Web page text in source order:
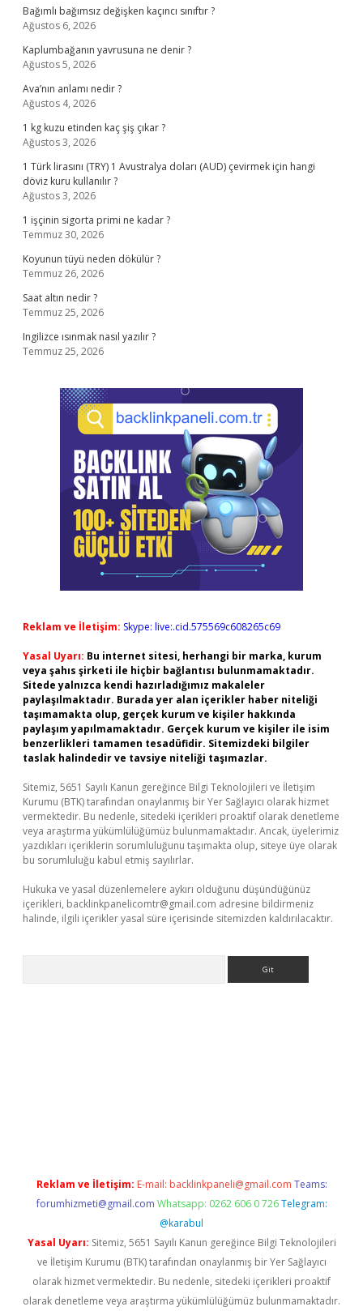
Bağımlı bağımsız değişken kaçıncı sınıftır ?
Ağustos 6, 2026
Kaplumbağanın yavrusuna ne denir ?
Ağustos 5, 2026
Ava’nın anlamı nedir ?
Ağustos 4, 2026
1 kg kuzu etinden kaç şiş çıkar ?
Ağustos 3, 2026
1 Türk lirasını (TRY) 1 Avustralya doları (AUD) çevirmek için hangi
döviz kuru kullanılır ?
Ağustos 3, 2026
1 işçinin sigorta primi ne kadar ?
Temmuz 30, 2026
Koyunun tüyü neden dökülür ?
Temmuz 26, 2026
Saat altın nedir ?
Temmuz 25, 2026
Ingilizce ısınmak nasıl yazılır ?
Temmuz 25, 2026
Reklam ve İletişim: Skype: live:.cid.575569c608265c69
Yasal Uyarı: Bu internet sitesi, herhangi bir marka, kurum
veya şahıs şirketi ile hiçbir bağlantısı bulunmamaktadır.
Sitede yalnızca kendi hazırladığımız makaleler
paylaşılmaktadır. Burada yer alan içerikler haber niteliği
taşımamakta olup, gerçek kurum ve kişiler hakkında
paylaşım yapılmamaktadır. Gerçek kurum ve kişiler ile isim
benzerlikleri tamamen tesadüfidir. Sitemizdeki bilgiler
taslak halindedir ve tavsiye niteliği taşımazlar.
Sitemiz, 5651 Sayılı Kanun gereğince Bilgi Teknolojileri ve İletişim
Kurumu (BTK) tarafından onaylanmış bir Yer Sağlayıcı olarak hizmet
vermektedir. Bu nedenle, sitedeki içerikleri proaktif olarak denetleme
veya araştırma yükümlülüğümüz bulunmamaktadır. Ancak, üyelerimiz
yazdıkları içeriklerin sorumluluğunu taşımakta olup, siteye üye olarak
bu sorumluluğu kabul etmiş sayılırlar.
Hukuka ve yasal düzenlemelere aykırı olduğunu düşündüğünüz
içerikleri, backlinkpanelicomtr@gmail.com adresine bildirmeniz
halinde, ilgili içerikler yasal süre içerisinde sitemizden kaldırılacaktır.
Reklam ve İletişim: E-mail: backlinkpaneli@gmail.com Teams:
forumhizmeti@gmail.com Whatsapp: 0262 606 0 726 Telegram:
@karabul
Yasal Uyarı: Sitemiz, 5651 Sayılı Kanun gereğince Bilgi Teknolojileri
ve İletişim Kurumu (BTK) tarafından onaylanmış bir Yer Sağlayıcı
olarak hizmet vermektedir. Bu nedenle, sitedeki içerikleri proaktif
olarak denetleme veya araştırma yükümlülüğümüz bulunmamaktadır.